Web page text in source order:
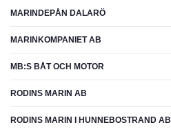
MARINDEPÅN DALARÖ
MARINKOMPANIET AB
MB:S BÅT OCH MOTOR
RODINS MARIN AB
RODINS MARIN I HUNNEBOSTRAND AB